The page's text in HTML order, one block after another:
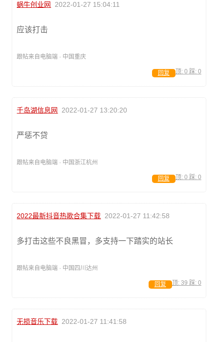
蜗牛创业网 2022-01-27 15:04:11
应该打击
跟帖来自电脑端 · 中国重庆
顶: 0 踩: 0
回复
千岛湖信息网 2022-01-27 13:20:20
严惩不贷
跟帖来自电脑端 · 中国浙江杭州
顶: 0 踩: 0
回复
2022最新抖音热歌合集下载 2022-01-27 11:42:58
多打击这些不良黑冒，多支持一下踏实的站长
跟帖来自电脑端 · 中国四川达州
顶: 39 踩: 0
回复
无损音乐下载 2022-01-27 11:41:58